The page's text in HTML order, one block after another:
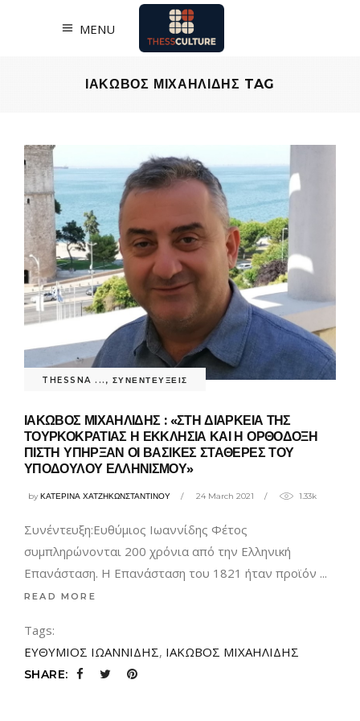
MENU
ΙΑΚΩΒΟΣ ΜΙΧΑΗΛΙΔΗΣ TAG
THESSNA ... , ΣΥΝΕΝΤΕΥΞΕΙΣ
ΙΑΚΩΒΟΣ ΜΙΧΑΗΛΙΔΗΣ : «ΣΤΗ ΔΙΑΡΚΕΙΑ ΤΗΣ
ΤΟΥΡΚΟΚΡΑΤΙΑΣ Η ΕΚΚΛΗΣΙΑ ΚΑΙ Η ΟΡΘΟΔΟΞΗ
ΠΙΣΤΗ ΥΠΗΡΞΑΝ ΟΙ ΒΑΣΙΚΕΣ ΣΤΑΘΕΡΕΣ ΤΟΥ
ΥΠΟΔΟΥΛΟΥ ΕΛΛΗΝΙΣΜΟΥ»
byΚΑΤΕΡΙΝΑ ΧΑΤΖΗΚΩΝΣΤΑΝΤΙΝΟΥ 24 March 2021 1.33k
Συνέντευξη:Ευθύμιος Ιωαννίδης Φέτος
συμπληρώνονται 200 χρόνια από την Ελληνική
Επανάσταση. Η Επανάσταση του 1821 ήταν προϊόν
READ MORE
Tags:
ΕΥΘΥΜΙΟΣ ΙΩΑΝΝΙΔΗΣ, ΙΑΚΩΒΟΣ ΜΙΧΑΗΛΙΔΗΣ
SHARE: